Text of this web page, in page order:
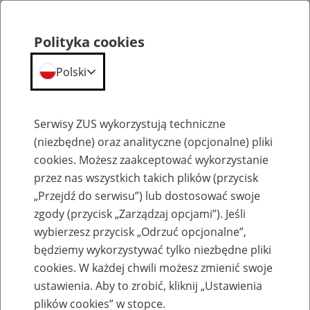
Emerytury
Baza zlikwidowanych lub
przekształconych zakładów pracy
Polityka cookies
Polski
Serwisy ZUS wykorzystują techniczne
(niezbędne) oraz analityczne (opcjonalne) pliki
cookies. Możesz zaakceptować wykorzystanie
przez nas wszystkich takich plików (przycisk
„Przejdź do serwisu”) lub dostosować swoje
zgody (przycisk „Zarządzaj opcjami”). Jeśli
wybierzesz przycisk „Odrzuć opcjonalne”,
będziemy wykorzystywać tylko niezbędne pliki
cookies. W każdej chwili możesz zmienić swoje
ustawienia. Aby to zrobić, kliknij „Ustawienia
plików cookies” w stopce.